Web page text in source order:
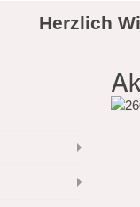
Herzlich